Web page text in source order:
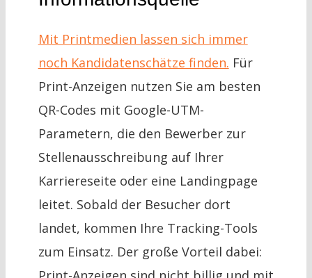
Mit Printmedien lassen sich immer
noch Kandidatenschätze finden. Für
Print-Anzeigen nutzen Sie am besten
QR-Codes mit Google-UTM-
Parametern, die den Bewerber zur
Stellenausschreibung auf Ihrer
Karriereseite oder eine Landingpage
leitet. Sobald der Besucher dort
landet, kommen Ihre Tracking-Tools
zum Einsatz. Der große Vorteil dabei: